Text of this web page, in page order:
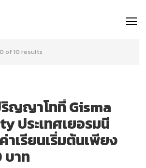
of 10 results
ญญาโทที่ Gisma
ประเทศเยอรมนี
เรียนเริ่มต้นเพียง
าท